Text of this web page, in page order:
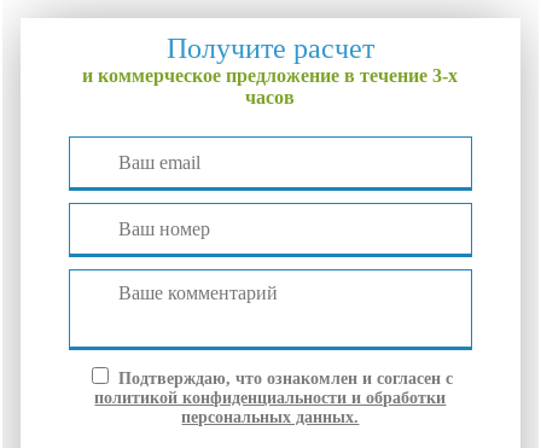
Получите расчет
и коммерческое предложение в течение 3-х
часов
Подтверждаю, что ознакомлен и согласен с
политикой конфиденциальности и обработки
персональных данных.